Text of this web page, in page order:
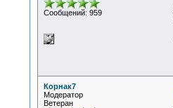
Сообщений: 959
Корнак7
Модератор
Ветеран